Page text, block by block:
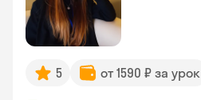
5 от 1590 ₽ за урок